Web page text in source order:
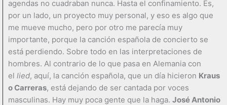
agendas no cuadraban nunca. Hasta el confinamiento. Es,
por un lado, un proyecto muy personal, y eso es algo que
me mueve mucho, pero por otro me parecía muy
importante, porque la canción española de concierto se
está perdiendo. Sobre todo en las interpretaciones de
hombres. Al contrario de lo que pasa en Alemania con
el lied, aquí, la canción española, que un día hicieron Kraus
o Carreras, está dejando de ser cantada por voces
masculinas. Hay muy poca gente que la haga. José Antonio